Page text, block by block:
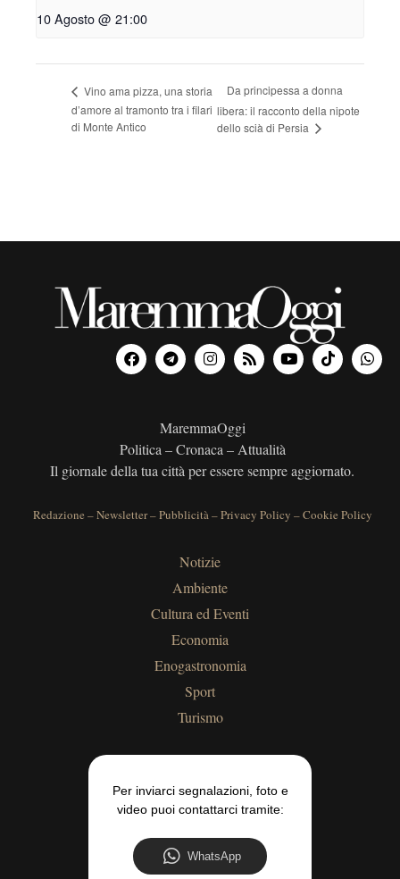
10 Agosto @ 21:00
Vino ama pizza, una storia
d’amore al tramonto tra i filari
di Monte Antico
Da principessa a donna
libera: il racconto della nipote
dello scià di Persia
MaremmaOggi
Politica – Cronaca – Attualità
Il giornale della tua città per essere sempre aggiornato.
Redazione –Newsletter–Pubblicità–Privacy Policy –Cookie Policy
Notizie
Ambiente
Cultura ed Eventi
Economia
Enogastronomia
Sport
Turismo
Per inviarci segnalazioni, foto e
video puoi contattarci tramite:
WhatsApp